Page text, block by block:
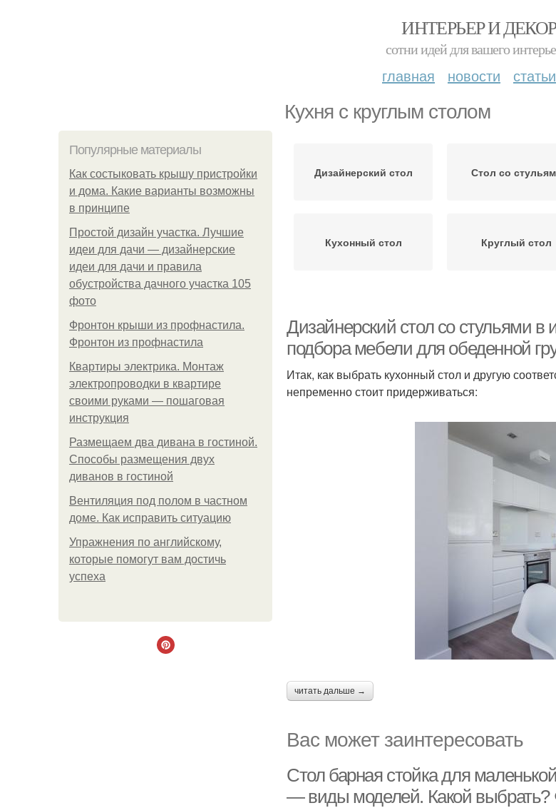
ИНТЕРЬЕР И ДЕКОР
сотни идей для вашего
главная новости статьи
Кухня с круглым столом
Популярные материалы
Как состыковать крышу пристройки
и дома. Какие варианты возможны
в принципе
Простой дизайн участка. Лучшие
идеи для дачи — дизайнерские
идеи для дачи и правила
обустройства дачного участка 105
фото
Фронтон крыши из профнастила.
Фронтон из профнастила
Квартиры электрика. Монтаж
электропроводки в квартире
своими руками — пошаговая
инструкция
Размещаем два дивана в гостиной.
Способы размещения двух
диванов в гостиной
Вентиляция под полом в частном
доме. Как исправить ситуацию
Упражнения по английскому,
которые помогут вам достичь
успеха
Дизайнерский стол Стол со
Кухонный стол Круглый стол
Стол на кухню Прямоугольный
Барный стол
Дизайнерский стол со стульями в
подбора мебели для обеденной
Итак, как выбрать кухонный стол и другую
непременно стоит придерживаться:
читать дальше →
Вас может заинтересовать
Стол барная стойка для
— виды моделей. Какой выбрать?